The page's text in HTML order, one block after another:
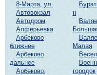
8-Марта, ул.
Автовокзал
Автодром
Алферьевка
Арбеково
ближнее
Арбеково
дальнее
Арбеково,
н
Малая
городок